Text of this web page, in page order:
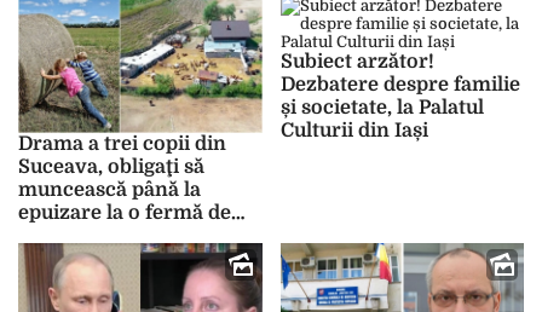
DGASPC Iași. Este călcat
în picioare de colegii de
cameră, umilit și filmat
(EXCLUSIV)
Drama a trei copii din
Suceava, obligaţi să
muncească până la
epuizare la o fermă de
Subiect arzător!
Dezbatere despre familie
și societate, la Palatul
Culturii din Iași